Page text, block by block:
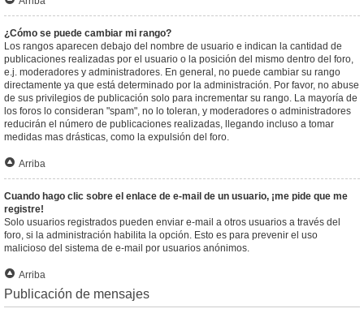
¿Cómo se puede cambiar mi rango?
Los rangos aparecen debajo del nombre de usuario e indican la cantidad de
publicaciones realizadas por el usuario o la posición del mismo dentro del foro,
e.j. moderadores y administradores. En general, no puede cambiar su rango
directamente ya que está determinado por la administración. Por favor, no abuse
de sus privilegios de publicación solo para incrementar su rango. La mayoría de
los foros lo consideran "spam", no lo toleran, y moderadores o administradores
reducirán el número de publicaciones realizadas, llegando incluso a tomar
medidas mas drásticas, como la expulsión del foro.
Arriba
Cuando hago clic sobre el enlace de e-mail de un usuario, ¡me pide que me
registre!
Solo usuarios registrados pueden enviar e-mail a otros usuarios a través del
foro, si la administración habilita la opción. Esto es para prevenir el uso
malicioso del sistema de e-mail por usuarios anónimos.
Arriba
Publicación de mensajes